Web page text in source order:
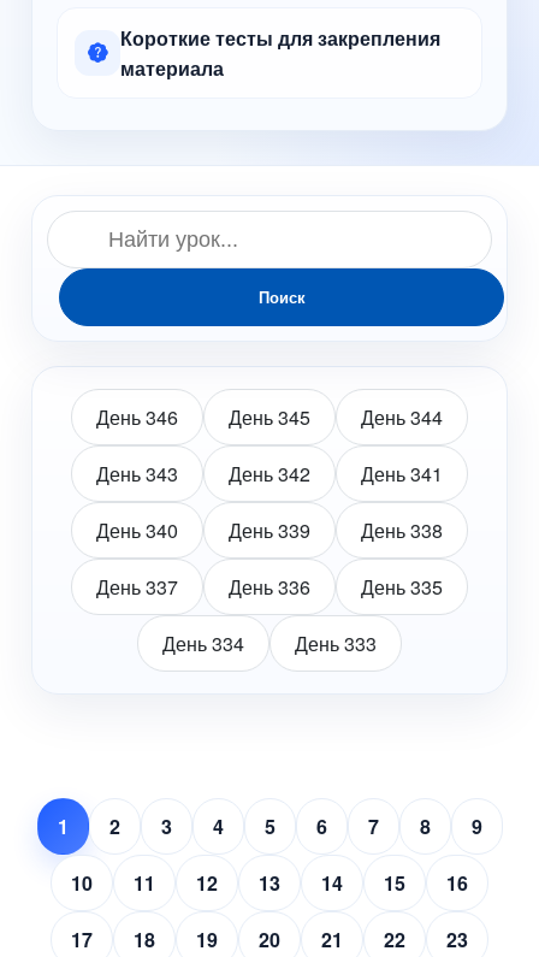
Короткие тесты для закрепления
материала
Поиск
День 346 День 345 День 344
День 343 День 342 День 341
День 340 День 339 День 338
День 337 День 336 День 335
День 334 День 333
1 2 3 4 5 6 7 8 9
10 11 12 13 14 15 16
17 18 19 20 21 22 23